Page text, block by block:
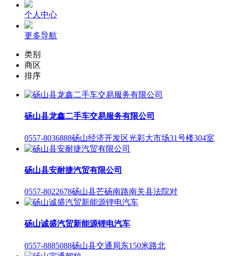
个人中心
更多导航
类别
商区
排序
砀山县龙鑫二手车交易服务有限公司
0557-8036888砀山经济开发区光彩大市场31号楼304室
砀山县安耐捷汽贸有限公司
0557-8022678砀山县芒砀南路南关县法院对
砀山诚盛汽贸新能源锂电汽车
0557-8885088砀山县交通局东150米路北